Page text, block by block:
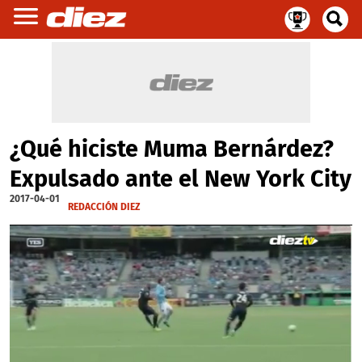
¿Qué hiciste Muma Bernárdez?
Expulsado ante el New York City
2017-04-01
REDACCIÓN DIEZ